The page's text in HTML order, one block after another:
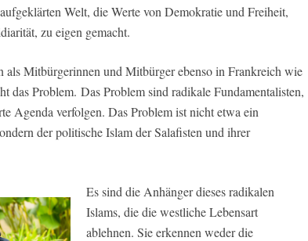
Welt, die Werte von Demokratie und Freiheit,
zu eigen gemacht.
als Mitbürgerinnen und Mitbürger ebenso in Frankreich wie
das Problem. Das Problem sind radikale Fundamentalisten,
Agenda verfolgen. Das Problem ist nicht etwa ein
der politische Islam der Salafisten und ihrer
Es sind die Anhänger dieses radikalen
Islams, die die westliche Lebensart
ablehnen. Sie erkennen weder die